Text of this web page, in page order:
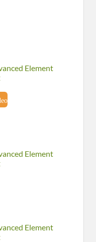
Element
Element
Element